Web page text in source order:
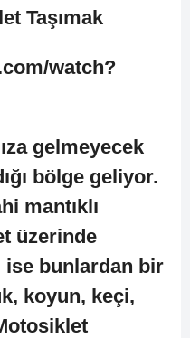
Taşımak
watch?
gelmeyecek
bölge geliyor.
mantıklı
üzerinde
ise bunlardan bir
koyun, keçi,